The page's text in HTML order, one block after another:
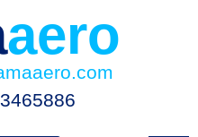
aero